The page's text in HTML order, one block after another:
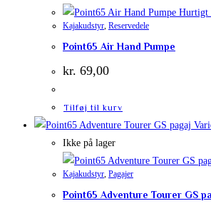
Hurtigt
Kajakudstyr Reservedele
Point65 Air Hand Pumpe
kr. 69,00
Tilføj til kurv
Ikke på lager
Kajakudstyr Pagajer
Point65 Adventure Tourer GS